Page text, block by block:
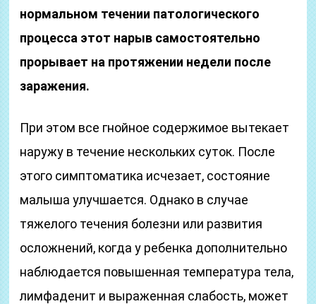
нормальном течении патологического
процесса этот нарыв самостоятельно
прорывает на протяжении недели после
заражения.
При этом все гнойное содержимое вытекает
наружу в течение нескольких суток. После
этого симптоматика исчезает, состояние
малыша улучшается. Однако в случае
тяжелого течения болезни или развития
осложнений, когда у ребенка дополнительно
наблюдается повышенная температура тела,
лимфаденит и выраженная слабость, может